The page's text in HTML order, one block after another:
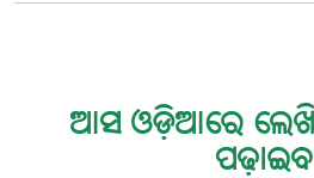
ଆସ ଓଡ଼ିଆରେ